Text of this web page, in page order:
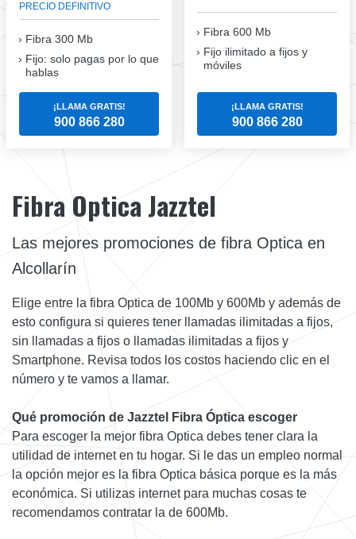
PRECIO DEFINITIVO
Fibra 300 Mb
Fijo: solo pagas por lo que
hablas
¡LLAMA GRATIS!
900 866 280
Fibra 600 Mb
Fijo ilimitado a fijos y
móviles
¡LLAMA GRATIS!
900 866 280
Fibra Optica Jazztel
Las mejores promociones de fibra Optica en
Alcollarín
Elige entre la fibra Optica de 100Mb y 600Mb y además de
esto configura si quieres tener llamadas ilimitadas a fijos,
sin llamadas a fijos o llamadas ilimitadas a fijos y
Smartphone. Revisa todos los costos haciendo clic en el
número y te vamos a llamar.
Qué promoción de Jazztel Fibra Óptica escoger
Para escoger la mejor fibra Optica debes tener clara la
utilidad de internet en tu hogar. Si le das un empleo normal
la opción mejor es la fibra Optica básica porque es la más
económica. Si utilizas internet para muchas cosas te
recomendamos contratar la de 600Mb.